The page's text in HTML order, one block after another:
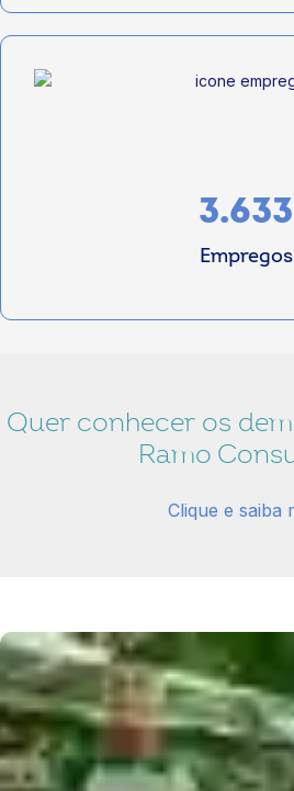
3.633
Empregos
Quer conhecer os
Ramo
Clique e saiba